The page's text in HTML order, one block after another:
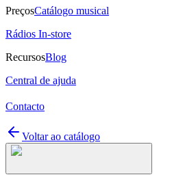
PreçosCatálogo musical
Rádios In-store
RecursosBlog
Central de ajuda
Contacto
Voltar ao catálogo